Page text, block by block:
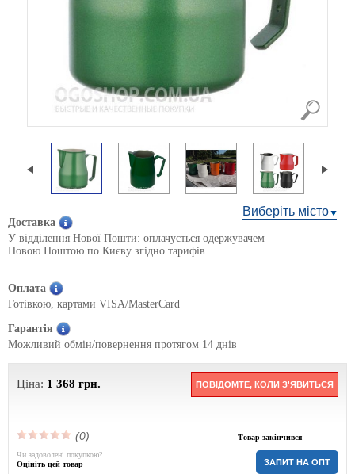
Виберіть місто
Доставка
У відділення Нової Пошти: оплачується одержувачем
Новою Поштою по Києву згідно тарифів
Оплата
Готівкою, картами VISA/MasterCard
Гарантія
Можливий обмін/повернення протягом 14 днів
Ціна: 1 368 грн. ПОВІДОМТЕ, КОЛИ З'ЯВИТЬСЯ
(0) Товар закінчився
ЗАПИТ НА ОПТ
Чи задоволені покупкою?
Оцініть цей товар